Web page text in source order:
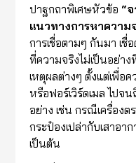
ปาฐกถาพิเศษหัวข้อ “
แนวทางการหาความ
การเชื่อตามๆ กันมา เ
ที่ความจริงไม่เป็นอย่า
เหตุผลต่างๆ ตั้งแต่เพื่อ
หรือฟอร์เวิร์ดเมล ไปจ
อย่าง เช่น กรณีเครื่องต
กระป๋องเปล่ากับเสาอา
เป็นต้น